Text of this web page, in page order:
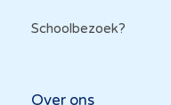
Schoolbezoek?
Top
Over ons